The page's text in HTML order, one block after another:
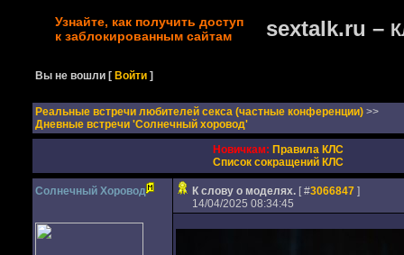
Узнайте, как получить доступ
к заблокированным сайтам
sextalk.ru –
Вы не вошли [Войти ]
Реальные встречи любителей секса (частные конференции) >>
Дневные встречи 'Солнечный хоровод'
Новичкам: Правила КЛС
Список сокращений КЛС
Солнечный Хоровод К слову о моделях. [ #3066847]
14/04/2025 08:34:45